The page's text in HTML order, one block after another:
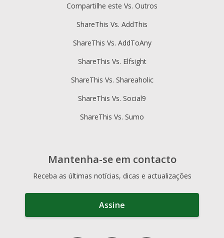
Compartilhe este Vs. Outros
ShareThis Vs. AddThis
ShareThis Vs. AddToAny
ShareThis Vs. Elfsight
ShareThis Vs. Shareaholic
ShareThis Vs. Social9
ShareThis Vs. Sumo
Mantenha-se em contacto
Receba as últimas notícias, dicas e actualizações
Assine